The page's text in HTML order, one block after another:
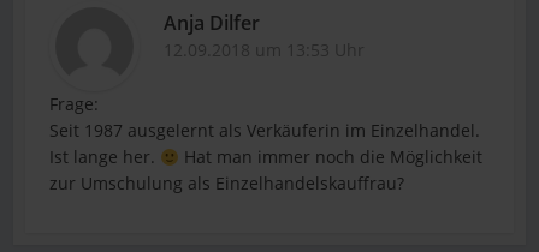
Anja Dilfer
12.09.2018 um 13:53 Uhr
Frage:
Seit 1987 ausgelernt als Verkäuferin im Einzelhandel.
Ist lange her.
Hat man immer noch die Möglichkeit
zur Umschulung als Einzelhandelskauffrau?